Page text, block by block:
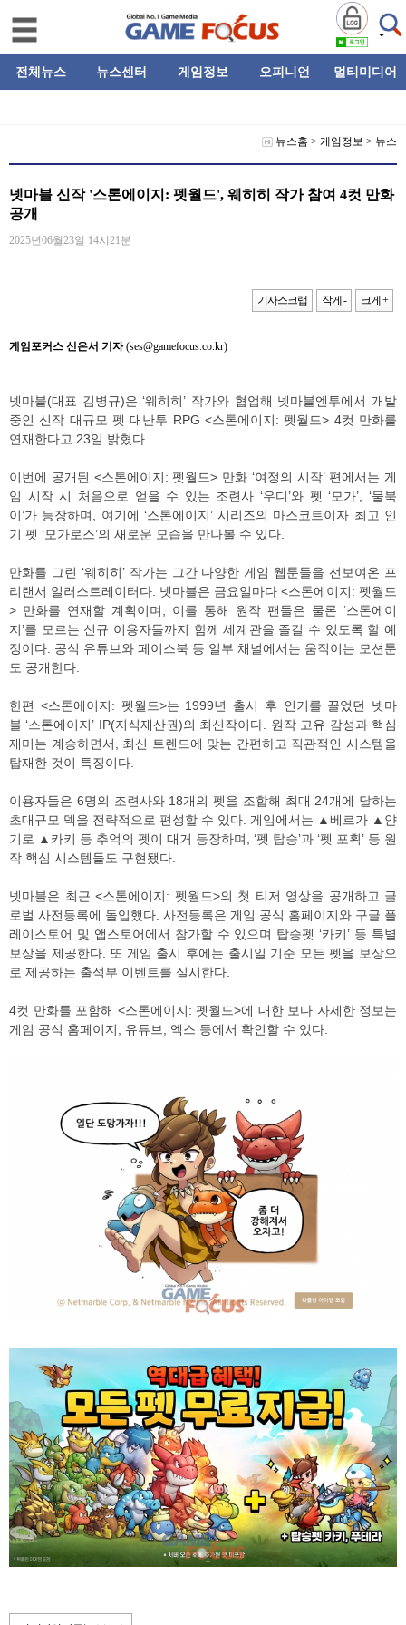
전체뉴스 뉴스센터 게임정보 오피니언 멀티미디어
뉴스홈 > 게임정보 > 뉴스
넷마블 신작 '스톤에이지: 펫월드', 웨히히 작가 참여 4컷 만화
공개
2025년06월23일 14시21분
기사스크랩 작게 - 크게 +
게임포커스 신은서 기자(ses@gamefocus.co.kr)
넷마블(대표 김병규)은 ‘웨히히’ 작가와 협업해 넷마블엔투에서 개발
중인 신작 대규모 펫 대난투 RPG <스톤에이지: 펫월드> 4컷 만화를
연재한다고 23일 밝혔다.
이번에 공개된 <스톤에이지: 펫월드> 만화 ‘여정의 시작’ 편에서는 게
임 시작 시 처음으로 얻을 수 있는 조련사 ‘우디’와 펫 ‘모가’, ‘물북
이’가 등장하며, 여기에 ‘스톤에이지’ 시리즈의 마스코트이자 최고 인
기 펫 ‘모가로스’의 새로운 모습을 만나볼 수 있다.
만화를 그린 ‘웨히히’ 작가는 그간 다양한 게임 웹툰들을 선보여온 프
리랜서 일러스트레이터다. 넷마블은 금요일마다 <스톤에이지: 펫월드
> 만화를 연재할 계획이며, 이를 통해 원작 팬들은 물론 ‘스톤에이
지’를 모르는 신규 이용자들까지 함께 세계관을 즐길 수 있도록 할 예
정이다. 공식 유튜브와 페이스북 등 일부 채널에서는 움직이는 모션툰
도 공개한다.
한편 <스톤에이지: 펫월드>는 1999년 출시 후 인기를 끌었던 넷마
블 ‘스톤에이지’ IP(지식재산권)의 최신작이다. 원작 고유 감성과 핵심
재미는 계승하면서, 최신 트렌드에 맞는 간편하고 직관적인 시스템을
탑재한 것이 특징이다.
이용자들은 6명의 조련사와 18개의 펫을 조합해 최대 24개에 달하는
초대규모 덱을 전략적으로 편성할 수 있다. 게임에서는 ▲베르가 ▲얀
기로 ▲카키 등 추억의 펫이 대거 등장하며, ‘펫 탑승’과 ‘펫 포획’ 등 원
작 핵심 시스템들도 구현됐다.
넷마블은 최근 <스톤에이지: 펫월드>의 첫 티저 영상을 공개하고 글
로벌 사전등록에 돌입했다. 사전등록은 게임 공식 홈페이지와 구글 플
레이스토어 및 앱스토어에서 참가할 수 있으며 탑승펫 ‘카키’ 등 특별
보상을 제공한다. 또 게임 출시 후에는 출시일 기준 모든 펫을 보상으
로 제공하는 출석부 이벤트를 실시한다.
4컷 만화를 포함해 <스톤에이지: 펫월드>에 대한 보다 자세한 정보는
게임 공식 홈페이지, 유튜브, 엑스 등에서 확인할 수 있다.